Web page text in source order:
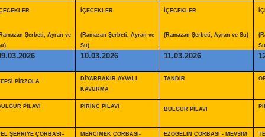
Şerbeti, Ayran ve
İÇECEKLER
(Ramazan Şerbeti, Ayran ve
Su)
İÇECEKLER
(Ramazan Şerbeti, Ayran ve Su)
10.03.2026 11.03.2026
PİRZOLA
DİYARBAKIR AYVALI
KAVURMA
TANDIR
PİLAVI PİRİNÇ PİLAVI BULGUR PİLAVI
ŞEHRİYE ÇORBASI–
MERCİMEK ÇORBASI-
EZOGELİN ÇORBASI - MEVSİM